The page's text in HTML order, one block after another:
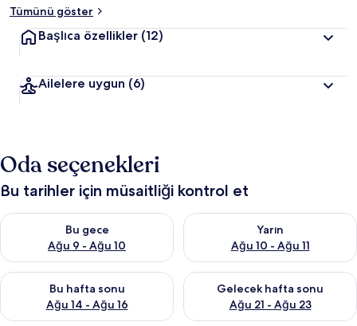
Tümünü göster
Başlıca özellikler (12)
Ailelere uygun (6)
Oda seçenekleri
Bu tarihler için müsaitliği kontrol et
Bu gece
Ağu 9 - Ağu 10
Bu gece için müsaitliği kontrol et Ağu 9 - Ağu 10
Yarın
Ağu 10 - Ağu 11
Yarın için müsaitliği kontrol et
Bu hafta sonu
Ağu 14 - Ağu 16
Bu hafta sonu için müsaitliği kontrol et Ağu 14 - Ağu 16
Gelecek hafta sonu
Ağu 21 - Ağu 23
Önümüzdeki hafta sonu için